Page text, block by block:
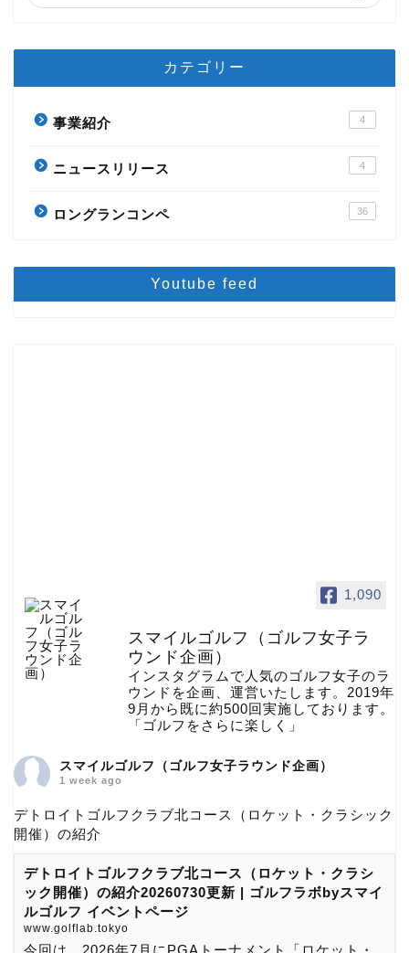
カテゴリー
事業紹介 4
ニュースリリース 4
ロングランコンペ 36
Youtube feed
1,090
スマイルゴルフ（ゴルフ女子ラ
ウンド企画）
インスタグラムで人気のゴルフ女子のラ
ウンドを企画、運営いたします。2019年
9月から既に約500回実施しております。
「ゴルフをさらに楽しく」
スマイルゴルフ（ゴルフ女子ラウンド企画）
1 week ago
デトロイトゴルフクラブ北コース（ロケット・クラシック
開催）の紹介
デトロイトゴルフクラブ北コース（ロケット・クラシ
ック開催）の紹介20260730更新 | ゴルフラボbyスマイ
ルゴルフ イベントページ
www.golflab.tokyo
今回は、2026年7月にPGAトーナメント「ロケット・